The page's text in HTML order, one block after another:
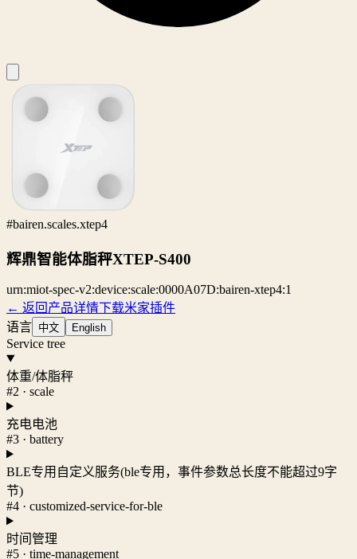
#bairen.scales.xtep4
辉鼎智能体脂秤XTEP-S400
urn:miot-spec-v2:device:scale:0000A07D:bairen-xtep4:1
← 返回产品详情下载米家插件
语言 中文 English
Service tree
体重/体脂秤
#2 · scale
充电电池
#3 · battery
BLE专用自定义服务(ble专用，事件参数总长度不能超过9字
节)
#4 · customized-service-for-ble
时间管理
#5 · time-management